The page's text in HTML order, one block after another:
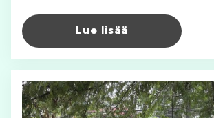
Lue lisää